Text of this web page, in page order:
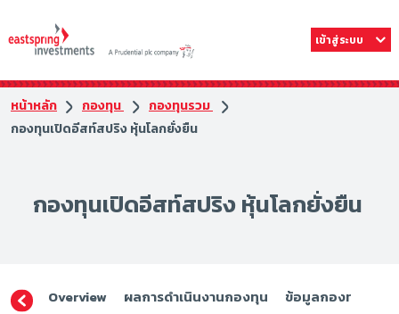
เข้าสู่ระบบ
หน้าหลัก กองทุน
กองทุนรวม
กองทุนเปิดอีสท์สปริง หุ้นโลกยั่งยืน
กองทุนเปิดอีสท์สปริง หุ้นโลกยั่งยืน
Overview ผลการดำเนินงานกองทุน ข้อมูลกองทุน